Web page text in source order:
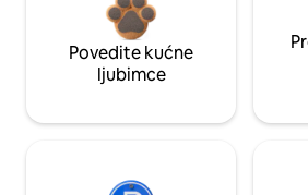
Povedite kućne
ljubimce